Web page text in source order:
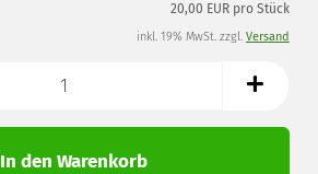
20,00 EUR pro Stück
inkl. 19% MwSt. zzgl. Versand
In den Warenkorb